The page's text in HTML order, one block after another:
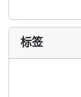
标签